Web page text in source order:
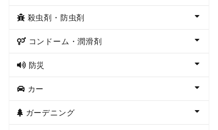
殺虫剤・防虫剤
コンドーム・潤滑剤
防災
カー
ガーデニング